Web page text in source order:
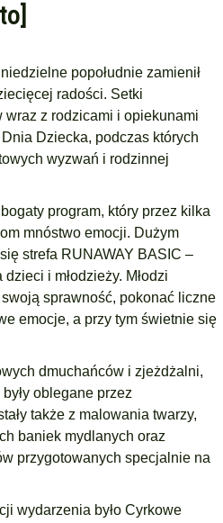
popołudnie zamienił
radości. Setki
wraz z rodzicami i opiekunami
Dziecka, podczas których
wyzwań i rodzinnej
program, który przez kilka
mnóstwo emocji. Dużym
strefa RUNAWAY BASIC –
i młodzieży. Młodzi
sprawność, pokonać liczne
emocje, a przy tym świetnie się
dmuchańców i zjeżdżalni,
były oblegane przez
także z malowania twarzy,
baniek mydlanych oraz
przygotowanych specjalnie na
wydarzenia było Cyrkowe